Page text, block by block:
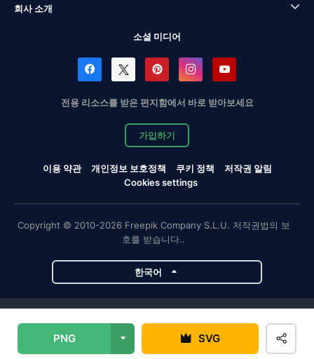
PNG SVG
회사 소개
소셜 미디어
전용 리소스를 받은 편지함에서 바로 받아보세요
가입하기
이용 약관 개인정보 보호정책 쿠키 정책
저작권 알림
Cookies settings
Copyright © 2010-2026 Freepik Company S.L.U. 저작권법의 보
호를 받습니다..
한국어